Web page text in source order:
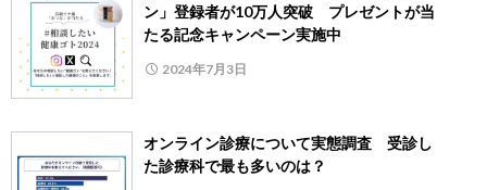
ン」登録者が10万人突破 プレゼントが当
たる記念キャンペーン実施中
2024年7月3日
オンライン診療について実態調査 受診し
た診療科で最も多いのは？